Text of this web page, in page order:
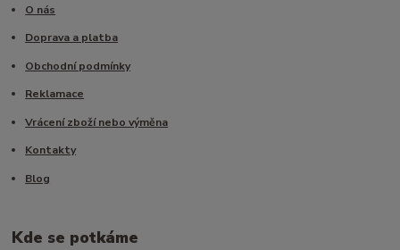
O nás
Doprava a platba
Obchodní podmínky
Reklamace
Vrácení zboží nebo výměna
Kontakty
Blog
Kde se potkáme